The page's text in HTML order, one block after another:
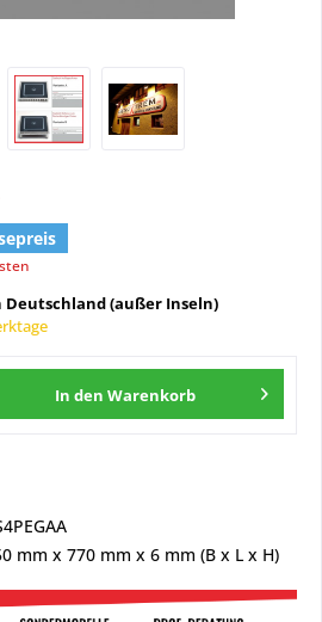
(außer Inseln)
In den Warenkorb
mm x 770 mm x 6 mm (B x L x H)